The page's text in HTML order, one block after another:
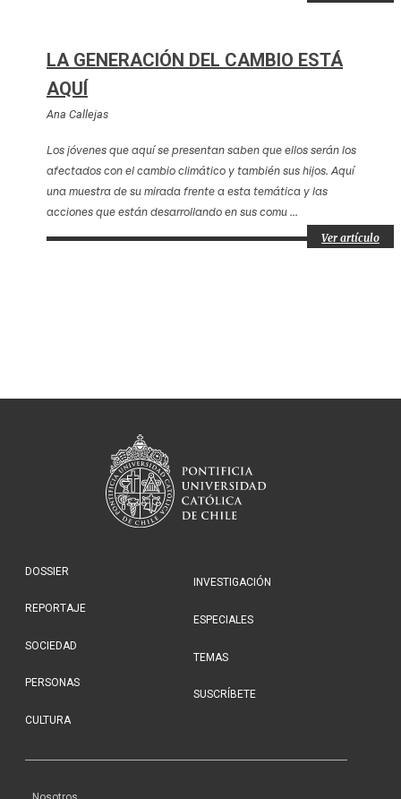
LA GENERACIÓN DEL CAMBIO ESTÁ
AQUÍ
Ana Callejas
Los jóvenes que aquí se presentan saben que ellos serán los
afectados con el cambio climático y también sus hijos. Aquí
una muestra de su mirada frente a esta temática y las
acciones que están desarrollando en sus comu ...
Ver artículo
DOSSIER
REPORTAJE
SOCIEDAD
PERSONAS
CULTURA
INVESTIGACIÓN
ESPECIALES
TEMAS
SUSCRÍBETE